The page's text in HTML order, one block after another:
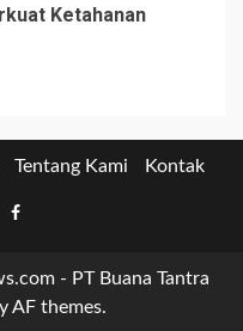
Ketahanan
Tentang Kami Kontak
Facebook
- PT Buana Tantra
AF themes.